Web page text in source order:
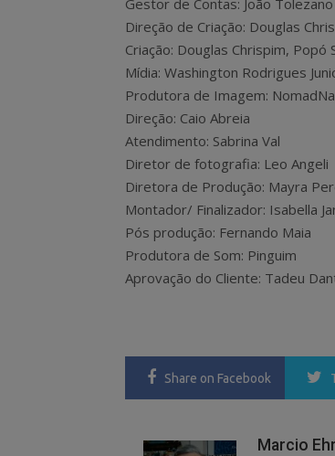
Gestor de Contas: João Tolezano
Direção de Criação: Douglas
Criação: Douglas Chrispim,
Mídia: Washington Rodrigues
Produtora de Imagem:
Direção: Caio Abreia
Atendimento: Sabrina Val
Diretor de fotografia: Leo Angeli
Diretora de Produção: Mayra
Montador/ Finalizador: Isabella
Pós produção: Fernando Maia
Produtora de Som: Pinguim
Aprovação do Cliente: Tadeu
Share on Facebook
Marcio